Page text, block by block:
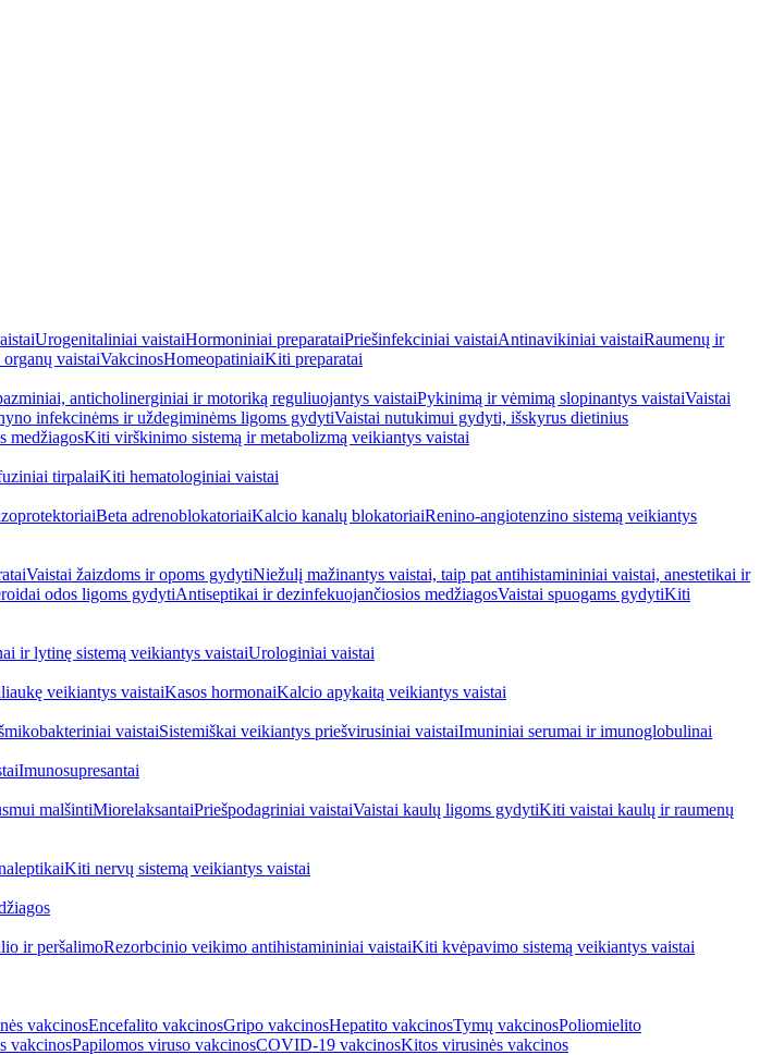
Urogenitaliniai vaistaiHormoniniai preparataiPriešinfekciniai vaistaiAntinavikiniai vaistaiRaumenų ir
vaistaiVakcinosHomeopatiniaiKiti preparatai
anticholinerginiai ir motoriką reguliuojantys vaistaiPykinimą ir vėmimą slopinantys vaistaiVaistai
infekcinėms ir uždegiminėms ligoms gydytiVaistai nutukimui gydyti, išskyrus dietinius
medžiagosKiti virškinimo sistemą ir metabolizmą veikiantys vaistai
tirpalaiKiti hematologiniai vaistai
Beta adrenoblokatoriaiKalcio kanalų blokatoriaiRenino-angiotenzino sistemą veikiantys
Vaistai žaizdoms ir opoms gydytiNiežulį mažinantys vaistai, taip pat antihistamininiai vaistai, anestetikai ir
odos ligoms gydytiAntiseptikai ir dezinfekuojančiosios medžiagosVaistai spuogams gydytiKiti
ir lytinę sistemą veikiantys vaistaiUrologiniai vaistai
veikiantys vaistaiKasos hormonaiKalcio apykaitą veikiantys vaistai
vaistaiSistemiškai veikiantys priešvirusiniai vaistaiImuniniai serumai ir imunoglobulinai
Imunosupresantai
malšintiMiorelaksantaiPriešpodagriniai vaistaiVaistai kaulų ligoms gydytiKiti vaistai kaulų ir raumenų
Kiti nervų sistemą veikiantys vaistai
ir peršalimoRezorbcinio veikimo antihistamininiai vaistaiKiti kvėpavimo sistemą veikiantys vaistai
vakcinosEncefalito vakcinosGripo vakcinosHepatito vakcinosTymų vakcinosPoliomielito
vakcinosPapilomos viruso vakcinosCOVID-19 vakcinosKitos virusinės vakcinos